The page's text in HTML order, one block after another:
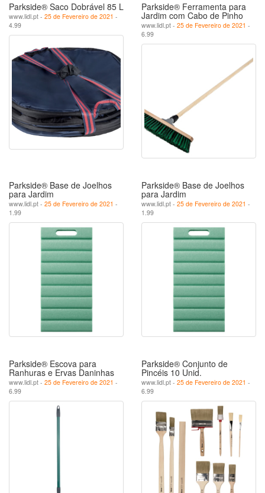
Parkside® Saco Dobrável 85 L
www.lidl.pt - 25 de Fevereiro de 2021 -
4.99
Parkside® Ferramenta para
Jardim com Cabo de Pinho
www.lidl.pt - 25 de Fevereiro de 2021 -
6.99
Parkside® Base de Joelhos
para Jardim
www.lidl.pt - 25 de Fevereiro de 2021 -
1.99
Parkside® Base de Joelhos
para Jardim
www.lidl.pt - 25 de Fevereiro de 2021 -
1.99
Parkside® Escova para
Ranhuras e Ervas Daninhas
www.lidl.pt - 25 de Fevereiro de 2021 -
6.99
Parkside® Conjunto de
Pincéis 10 Unid.
www.lidl.pt - 25 de Fevereiro de 2021 -
6.99